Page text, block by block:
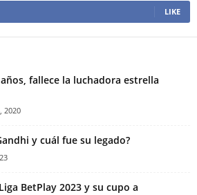
LIKE
fallece la luchadora estrella
2020
y cuál fue su legado?
BetPlay 2023 y su cupo a